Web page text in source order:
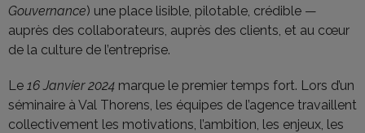
Gouvernance) une place lisible, pilotable, crédible —
auprès des collaborateurs, auprès des clients, et au cœur
de la culture de l’entreprise.
Le 16 Janvier 2024 marque le premier temps fort. Lors d’un
séminaire à Val Thorens, les équipes de l’agence travaillent
collectivement les motivations, l’ambition, les enjeux, les